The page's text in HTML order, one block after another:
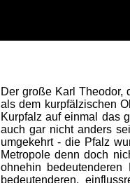
Der große Karl Theodor,
als dem kurpfälzischen
Kurpfalz auf einmal das
auch gar nicht anders
umgekehrt - die Pfalz
Metropole denn doch
ohnehin
bedeutenderen,